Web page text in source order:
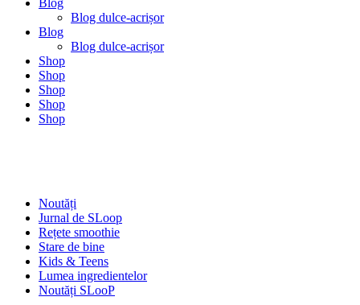
Blog
Blog dulce-acrișor
Blog
Blog dulce-acrișor
Shop
Shop
Shop
Shop
Shop
Noutăți
Jurnal de SLoop
Rețete smoothie
Stare de bine
Kids & Teens
Lumea ingredientelor
Noutăți SLooP